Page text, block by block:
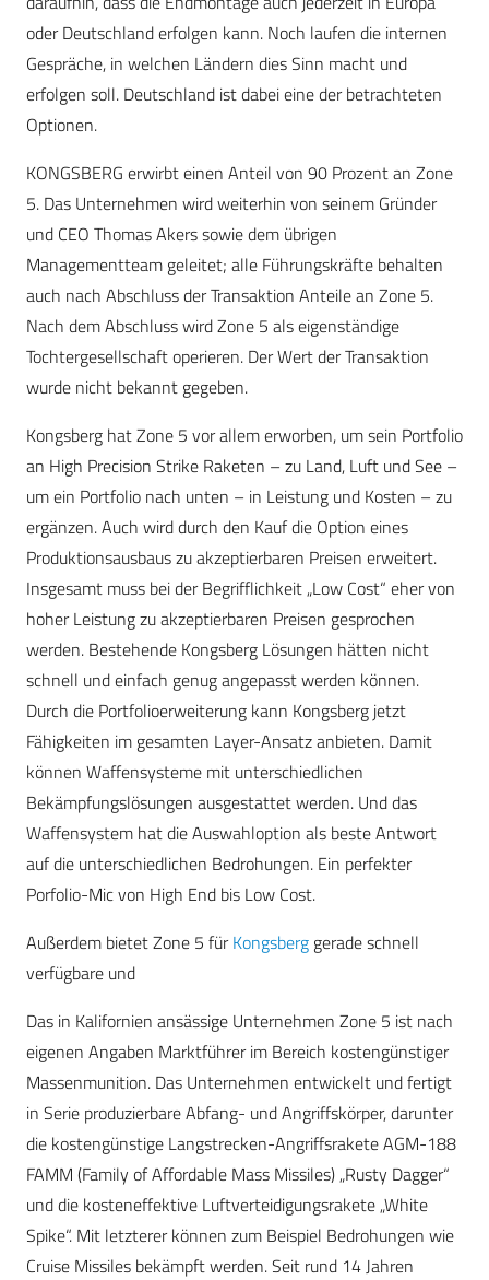
oder Deutschland erfolgen kann. Noch laufen die internen
Gespräche, in welchen Ländern dies Sinn macht und
erfolgen soll. Deutschland ist dabei eine der betrachteten
Optionen.
KONGSBERG erwirbt einen Anteil von 90 Prozent an Zone
5. Das Unternehmen wird weiterhin von seinem Gründer
und CEO Thomas Akers sowie dem übrigen
Managementteam geleitet; alle Führungskräfte behalten
auch nach Abschluss der Transaktion Anteile an Zone 5.
Nach dem Abschluss wird Zone 5 als eigenständige
Tochtergesellschaft operieren. Der Wert der Transaktion
wurde nicht bekannt gegeben.
Kongsberg hat Zone 5 vor allem erworben, um sein Portfolio
an High Precision Strike Raketen – zu Land, Luft und See –
um ein Portfolio nach unten – in Leistung und Kosten – zu
ergänzen. Auch wird durch den Kauf die Option eines
Produktionsausbaus zu akzeptierbaren Preisen erweitert.
Insgesamt muss bei der Begrifflichkeit „Low Cost“ eher von
hoher Leistung zu akzeptierbaren Preisen gesprochen
werden. Bestehende Kongsberg Lösungen hätten nicht
schnell und einfach genug angepasst werden können.
Durch die Portfolioerweiterung kann Kongsberg jetzt
Fähigkeiten im gesamten Layer-Ansatz anbieten. Damit
können Waffensysteme mit unterschiedlichen
Bekämpfungslösungen ausgestattet werden. Und das
Waffensystem hat die Auswahloption als beste Antwort
auf die unterschiedlichen Bedrohungen. Ein perfekter
Porfolio-Mic von High End bis Low Cost.
Außerdem bietet Zone 5 fürKongsberg gerade schnell
verfügbare und
Das in Kalifornien ansässige Unternehmen Zone 5 ist nach
eigenen Angaben Marktführer im Bereich kostengünstiger
Massenmunition. Das Unternehmen entwickelt und fertigt
in Serie produzierbare Abfang- und Angriffskörper, darunter
die kostengünstige Langstrecken-Angriffsrakete AGM-188
FAMM (Family of Affordable Mass Missiles) „Rusty Dagger“
und die kosteneffektive Luftverteidigungsrakete „White
Spike“. Mit letzterer können zum Beispiel Bedrohungen wie
Cruise Missiles bekämpft werden. Seit rund 14 Jahren